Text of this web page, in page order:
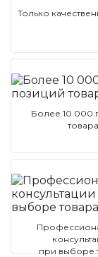
Только
Более 10 000
товара
при выборе